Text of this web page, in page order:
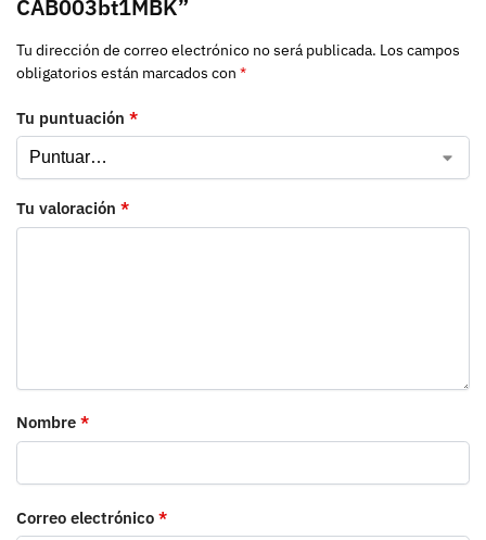
CAB003bt1MBK”
Tu dirección de correo electrónico no será publicada. Los campos
obligatorios están marcados con *
Tu puntuación *
Tu valoración *
Nombre *
Correo electrónico *